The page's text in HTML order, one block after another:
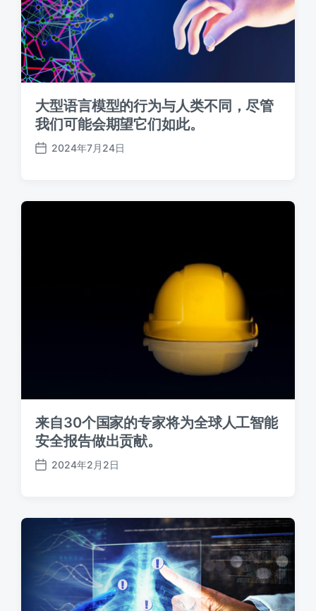
大型语言模型的行为与人类不同，尽管
我们可能会期望它们如此。
发
期
2024年7月24日
来自30个国家的专家将为全球人工智能
安全报告做出贡献。
发
期
2024年2月2日